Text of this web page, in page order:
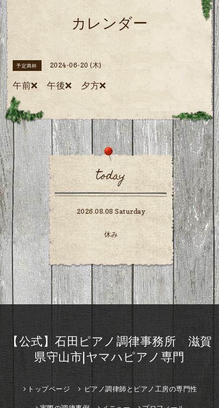
カレンダー
予定満杯 2024-06-20 (木)
午前❌ 午後❌ 夕方❌
today
2026.08.08 Saturday
休み
【公式】石田ピアノ調律事務所 滋賀
県守山市|ヤマハピアノ専門
トップページ ピアノ調律師とピアノ工房の専門性